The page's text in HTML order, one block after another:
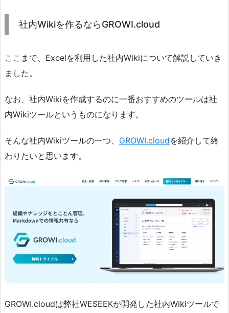
社内Wikiを作るならGROWI.cloud
ここまで、Excelを利用した社内Wikiについて解説していき
ました。
なお、社内Wikiを作成するのに一番おすすめのツールは社
内Wikiツールというものになります。
そんな社内Wikiツールの一つ、 GROWI.cloudを紹介して終
わりたいと思います。
GROWI.cloudは弊社WESEEKが開発した社内Wikiツールで